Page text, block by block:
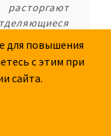
ради
святыми
то есть
и
в церкви,
себя от
для повышения
с этим при
сайта.